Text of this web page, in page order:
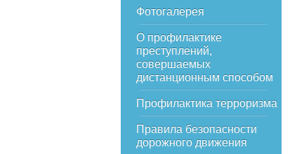
Фотогалерея
О профилактике
преступлений,
совершаемых
дистанционным способом
Профилактика терроризма
Правила безопасности
дорожного движения